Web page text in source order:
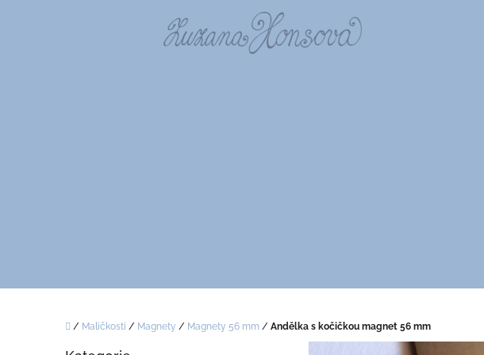
Domů
/ Maličkosti / Magnety / Magnety 56 mm / Andělka s kočičkou magnet 56 mm